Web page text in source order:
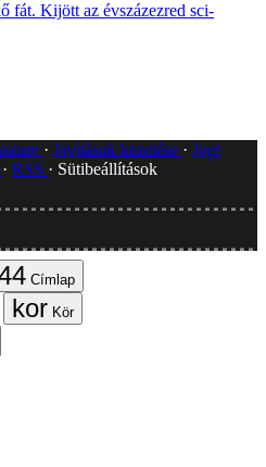
fát. Kijött az évszázezred sci-
Javítások kezelése
Jogi
RSS
Sütibeállítások
Címlap
Kör